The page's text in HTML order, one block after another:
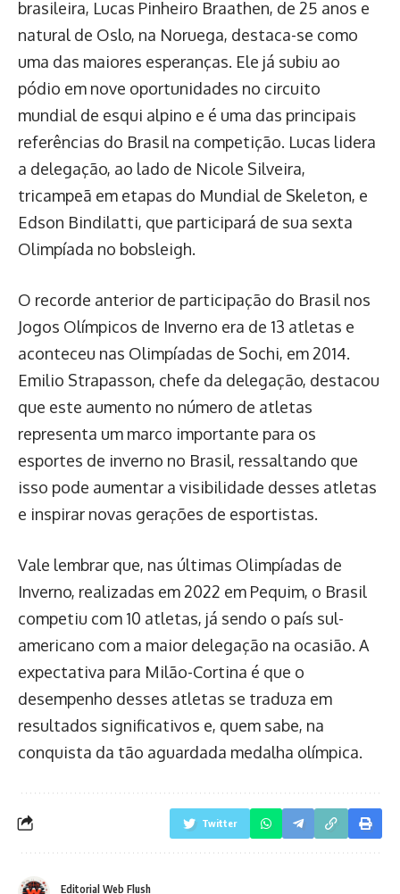
brasileira, Lucas Pinheiro Braathen, de 25 anos e
natural de Oslo, na Noruega, destaca-se como
uma das maiores esperanças. Ele já subiu ao
pódio em nove oportunidades no circuito
mundial de esqui alpino e é uma das principais
referências do Brasil na competição. Lucas lidera
a delegação, ao lado de Nicole Silveira,
tricampeã em etapas do Mundial de Skeleton, e
Edson Bindilatti, que participará de sua sexta
Olimpíada no bobsleigh.
O recorde anterior de participação do Brasil nos
Jogos Olímpicos de Inverno era de 13 atletas e
aconteceu nas Olimpíadas de Sochi, em 2014.
Emilio Strapasson, chefe da delegação, destacou
que este aumento no número de atletas
representa um marco importante para os
esportes de inverno no Brasil, ressaltando que
isso pode aumentar a visibilidade desses atletas
e inspirar novas gerações de esportistas.
Vale lembrar que, nas últimas Olimpíadas de
Inverno, realizadas em 2022 em Pequim, o Brasil
competiu com 10 atletas, já sendo o país sul-
americano com a maior delegação na ocasião. A
expectativa para Milão-Cortina é que o
desempenho desses atletas se traduza em
resultados significativos e, quem sabe, na
conquista da tão aguardada medalha olímpica.
Twitter
Editorial Web Flush